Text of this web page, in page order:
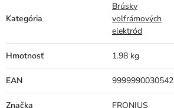
Kategória
Brúsky
volfrámových
elektród
Hmotnosť 1.98 kg
EAN 9999990030542
Značka FRONIUS